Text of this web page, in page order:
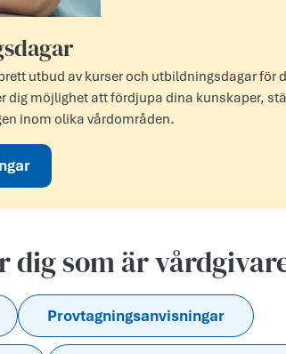
utbud av kurser och utbildningsdagar för
dig möjlighet att fördjupa dina kunskaper,
inom olika vårdområden.
dig som är
Provtagningsanvisningar